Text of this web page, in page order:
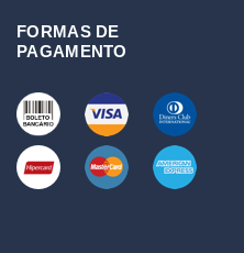
FORMAS DE
PAGAMENTO